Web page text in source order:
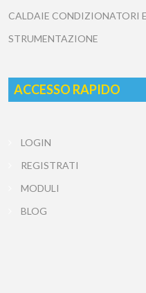
CALDAIE CONDIZIONATORI
STRUMENTAZIONE
ACCESSO RAPIDO
LOGIN
REGISTRATI
MODULI
BLOG